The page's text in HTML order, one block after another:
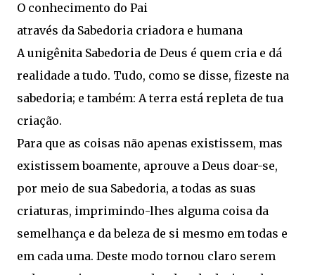
O conhecimento do Pai
através da Sabedoria criadora e humana
A unigênita Sabedoria de Deus é quem cria e dá
realidade a tudo. Tudo, como se disse, fizeste na
sabedoria; e também: A terra está repleta de tua
criação.
Para que as coisas não apenas existissem, mas
existissem boamente, aprouve a Deus doar-se,
por meio de sua Sabedoria, a todas as suas
criaturas, imprimindo-lhes alguma coisa da
semelhança e da beleza de si mesmo em todas e
em cada uma. Deste modo tornou claro serem